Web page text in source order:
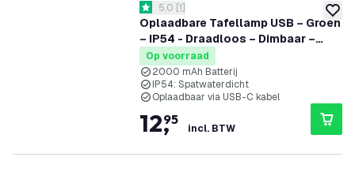
Oplaadbare Tafellamp USB – Groen
– IP54 - Draadloos – Dimbaar –
CCT – 2000 mAh Batterij - Vita
reviews drawer openen
5 score sterren
5.0 [1]
Op voorraad
2000 mAh Batterij
IP54: Spatwaterdicht
Oplaadbaar via USB-C kabel
12,
95
incl. BTW